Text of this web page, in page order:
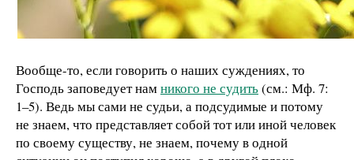
Вообще-то, если говорить о наших суждениях, то
Господь заповедует намникого не судить(см.: Мф. 7:
1–5). Ведь мы сами не судьи, а подсудимые и потому
не знаем, что представляет собой тот или иной человек
по своему существу, не знаем, почему в одной